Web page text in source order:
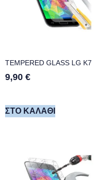
TEMPERED GLASS LG K7
9,90 €
ΣΤΟ ΚΑΛΆΘΙ